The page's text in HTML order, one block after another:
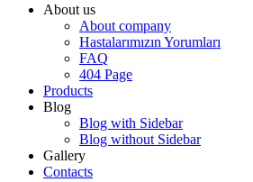
About us
About company
Hastalarımızın Yorumları
FAQ
404 Page
Products
Blog
Blog with Sidebar
Blog without Sidebar
Gallery
Contacts